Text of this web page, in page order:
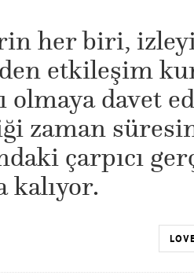
her biri,
etkileşim
olmaya davet
zaman
çarpıcı
kalıyor.